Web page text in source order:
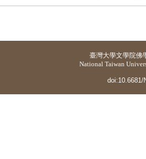
臺灣大學文學院佛
National Taiwan
doi:10.6681/